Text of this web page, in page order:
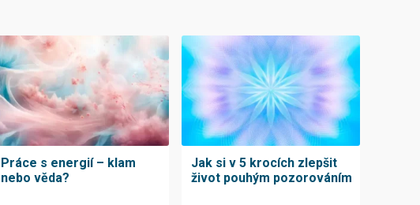
Práce s energií – klam
nebo věda?
Jak si v 5 krocích zlepšit
život pouhým pozorováním